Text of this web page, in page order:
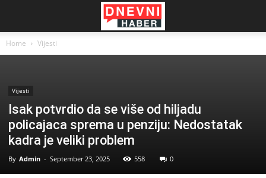
Home Vijesti
Vijesti
Isak potvrdio da se više od hiljadu
policajaca sprema u penziju: Nedostatak
kadra je veliki problem
By Admin - September 23, 2025 558 0